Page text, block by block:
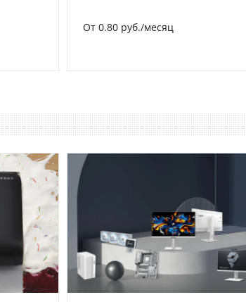
От 0.80 руб./месяц